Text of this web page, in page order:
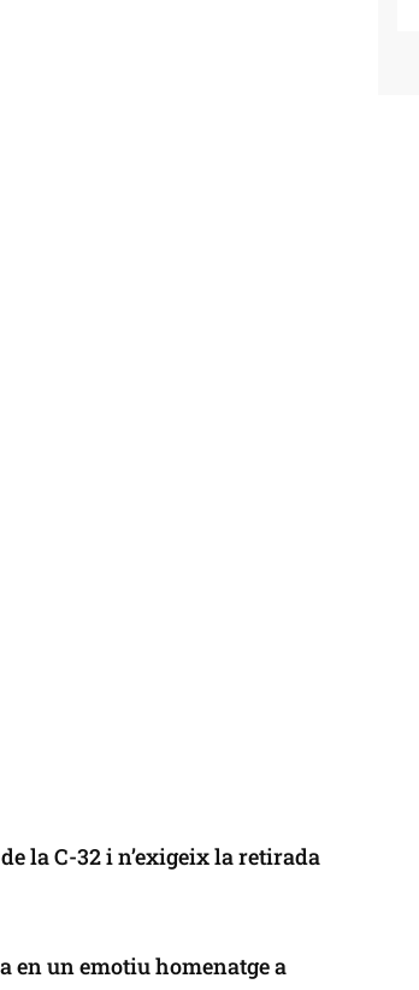
la C-32 i n’exigeix la retirada
en un emotiu homenatge a